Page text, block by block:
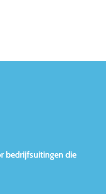
bedrijfsuitingen die